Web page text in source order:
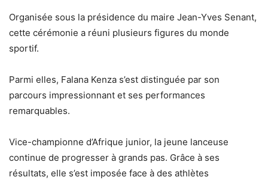
Organisée sous la présidence du maire Jean-Yves Senant,
cette cérémonie a réuni plusieurs figures du monde
sportif.
Parmi elles, Falana Kenza s’est distinguée par son
parcours impressionnant et ses performances
remarquables.
Vice-championne d’Afrique junior, la jeune lanceuse
continue de progresser à grands pas. Grâce à ses
résultats, elle s’est imposée face à des athlètes